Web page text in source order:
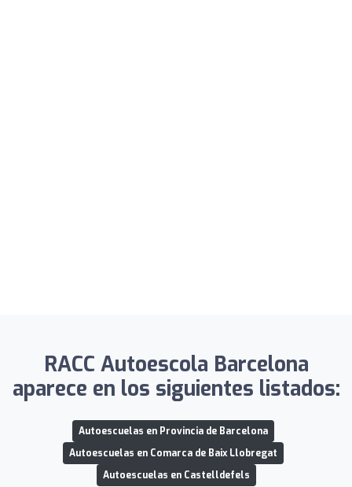
RACC Autoescola Barcelona
aparece en los siguientes listados:
Autoescuelas en Provincia de Barcelona
Autoescuelas en Comarca de Baix Llobregat
Autoescuelas en Castelldefels